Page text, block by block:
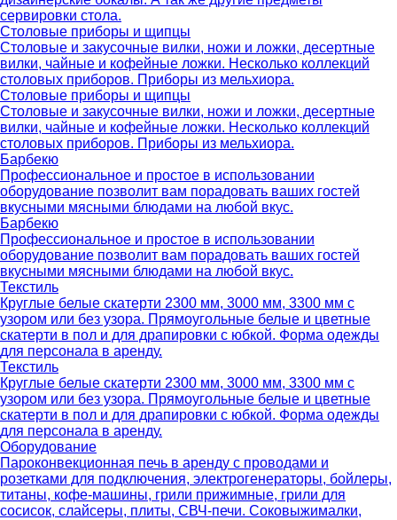
сервировки стола.
Столовые приборы и щипцы
Столовые и закусочные вилки, ножи и ложки, десертные
вилки, чайные и кофейные ложки. Несколько коллекций
столовых приборов. Приборы из мельхиора.
Столовые приборы и щипцы
Столовые и закусочные вилки, ножи и ложки, десертные
вилки, чайные и кофейные ложки. Несколько коллекций
столовых приборов. Приборы из мельхиора.
Барбекю
Профессиональное и простое в использовании
оборудование позволит вам порадовать ваших гостей
вкусными мясными блюдами на любой вкус.
Барбекю
Профессиональное и простое в использовании
оборудование позволит вам порадовать ваших гостей
вкусными мясными блюдами на любой вкус.
Текстиль
Круглые белые скатерти 2300 мм, 3000 мм, 3300 мм с
узором или без узора. Прямоугольные белые и цветные
скатерти в пол и для драпировки с юбкой. Форма одежды
для персонала в аренду.
Текстиль
Круглые белые скатерти 2300 мм, 3000 мм, 3300 мм с
узором или без узора. Прямоугольные белые и цветные
скатерти в пол и для драпировки с юбкой. Форма одежды
для персонала в аренду.
Оборудование
Пароконвекционная печь в аренду с проводами и
розетками для подключения, электрогенераторы, бойлеры,
титаны, кофе-машины, грили прижимные, грили для
сосисок, слайсеры, плиты, СВЧ-печи. Соковыжималки,